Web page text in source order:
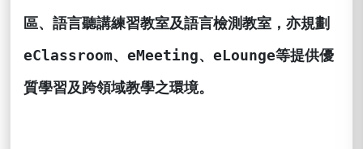
區、語言聽講練習教室及語言檢測教室，亦規劃
eClassroom、 eMeeting、 eLounge等提供優
質學習及跨領域教學之環境。